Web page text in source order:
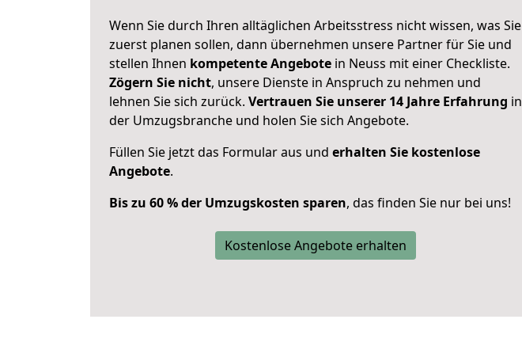
Wenn Sie durch Ihren alltäglichen Arbeitsstress nicht wissen, was Sie
zuerst planen sollen, dann übernehmen unsere Partner für Sie und
stellen Ihnen kompetente Angebote in Neuss mit einer Checkliste.
Zögern Sie nicht, unsere Dienste in Anspruch zu nehmen und
lehnen Sie sich zurück. Vertrauen Sie unserer 14 Jahre Erfahrung in
der Umzugsbranche und holen Sie sich Angebote.
Füllen Sie jetzt das Formular aus und erhalten Sie kostenlose
Angebote.
Bis zu 60 % der Umzugskosten sparen, das finden Sie nur bei uns!
Kostenlose Angebote erhalten